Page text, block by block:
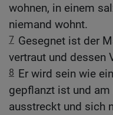
wohnen, in einem
niemand wohnt.
7 Gesegnet ist der
vertraut und dessen
8 Er wird sein wie
gepflanzt ist und am
ausstreckt und sich